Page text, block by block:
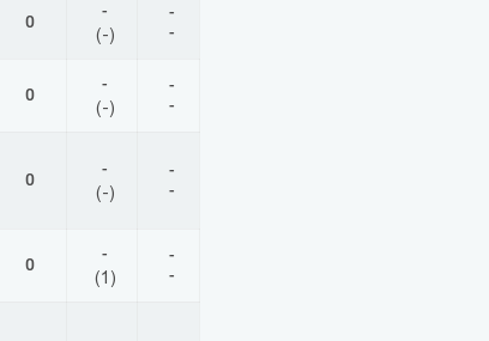
0
-
(-)
-
-
0
-
(-)
-
-
0
-
(-)
-
-
0
-
(1)
-
-